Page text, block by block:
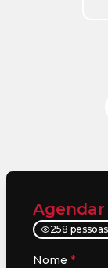
Agendar
258
Nome *